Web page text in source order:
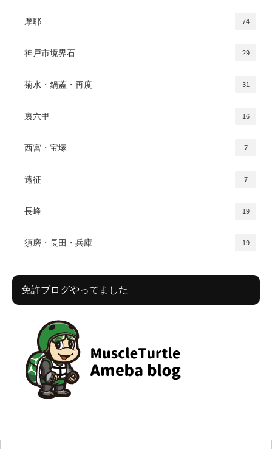
摩耶 74
神戸市境界石 29
菊水・鍋蓋・再度 31
裏六甲 16
西宮・宝塚 7
遠征 7
長峰 19
須磨・長田・兵庫 19
免許ブログやってました